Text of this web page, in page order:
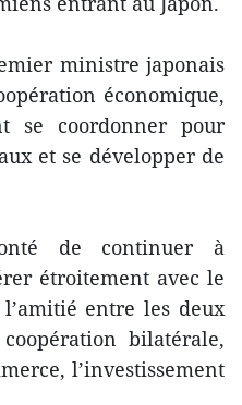
ministre japonais
économique,
se coordonner pour
et se développer de
de continuer à
étroitement avec le
entre les deux
bilatérale,
l’investissement